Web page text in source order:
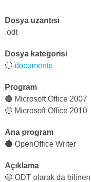
Dosya uzantısı
.odt
Dosya kategorisi
🔵 documents
Program
🔵 Microsoft Office 2007
🔵 Microsoft Office 2010
Ana program
🔵 OpenOffice Writer
Açıklama
🔵 ODT olarak da